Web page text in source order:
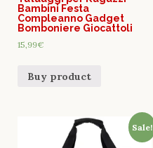
Bambini Festa
Compleanno Gadget
Bomboniere Giocattoli
15,99€
Buy product
Sale!